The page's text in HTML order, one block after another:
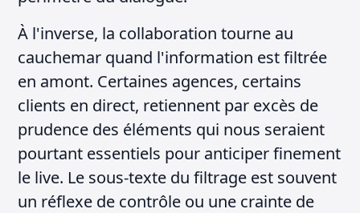
À l'inverse, la collaboration tourne au
cauchemar quand l'information est filtrée
en amont. Certaines agences, certains
clients en direct, retiennent par excès de
prudence des éléments qui nous seraient
pourtant essentiels pour anticiper finement
le live. Le sous-texte du filtrage est souvent
un réflexe de contrôle ou une crainte de